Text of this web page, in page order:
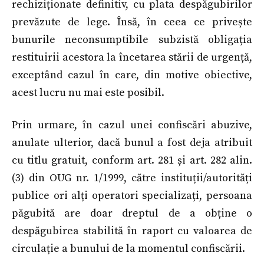
rechiziționate definitiv, cu plata despăgubirilor
prevăzute de lege. Însă, în ceea ce privește
bunurile neconsumptibile subzistă obligația
restituirii acestora la încetarea stării de urgență,
exceptând cazul în care, din motive obiective,
acest lucru nu mai este posibil.
Prin urmare, în cazul unei confiscări abuzive,
anulate ulterior, dacă bunul a fost deja atribuit
cu titlu gratuit, conform art. 281 și art. 282 alin.
(3) din OUG nr. 1/1999, către instituții/autorități
publice ori alți operatori specializați, persoana
păgubită are doar dreptul de a obține o
despăgubirea stabilită în raport cu valoarea de
circulație a bunului de la momentul confiscării.